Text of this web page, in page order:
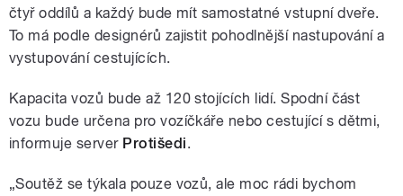
čtyř oddílů a každý bude mít samostatné vstupní dveře.
To má podle designérů zajistit pohodlnější nastupování a
vystupování cestujících.
Kapacita vozů bude až 120 stojících lidí. Spodní část
vozu bude určena pro vozíčkáře nebo cestující s dětmi,
informuje server Protišedi.
„Soutěž se týkala pouze vozů, ale moc rádi bychom